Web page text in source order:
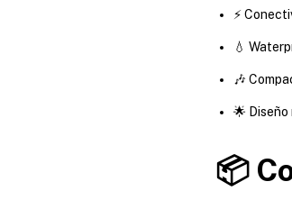
⚡
💧
🎶
🌟
📦